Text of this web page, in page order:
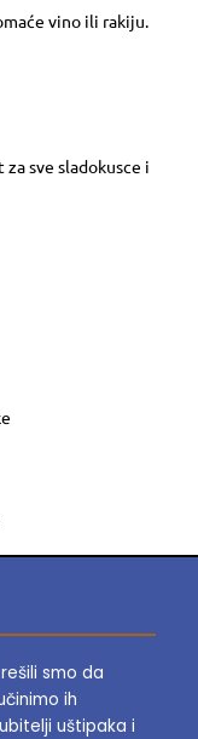
vino ili rakiju.
sve sladokusce i
smo da
ih
uštipaka i